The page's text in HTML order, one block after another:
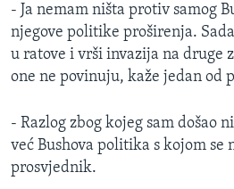
- Ja nemam ništa protiv samog
njegove politike proširenja.
u ratove i vrši invazija na druge
one ne povinuju, kaže jedan od
- Razlog zbog kojeg sam došao
već Bushova politika s kojom se
prosvjednik.